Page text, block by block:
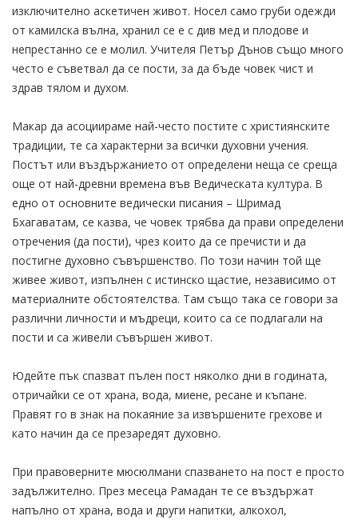
изключително аскетичен живот. Носел само груби одежди
от камилска вълна, хранил се е с див мед и плодове и
непрестанно се е молил. Учителя Петър Дънов също много
често е съветвал да се пости, за да бъде човек чист и
здрав тялом и духом.
Макар да асоциираме най-често постите с християнските
традиции, те са характерни за всички духовни учения.
Постът или въздържанието от определени неща се среща
още от най-древни времена във Ведическата култура. В
едно от основните ведически писания – Шримад
Бхагаватам, се казва, че човек трябва да прави определени
отречения (да пости), чрез които да се пречисти и да
постигне духовно съвършенство. По този начин той ще
живее живот, изпълнен с истинско щастие, независимо от
материалните обстоятелства. Там също така се говори за
различни личности и мъдреци, които са се подлагали на
пости и са живели съвършен живот.
Юдейте пък спазват пълен пост няколко дни в годината,
отричайки се от храна, вода, миене, ресане и къпане.
Правят го в знак на покаяние за извършените грехове и
като начин да се презаредят духовно.
При правоверните мюсюлмани спазването на пост е просто
задължително. През месеца Рамадан те се въздържат
напълно от храна, вода и други напитки, алкохол,